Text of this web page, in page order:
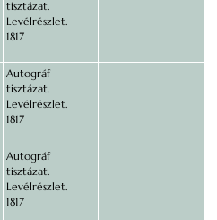
tisztázat.
Levélrészlet.
1817
Autográf
tisztázat.
Levélrészlet.
1817
Autográf
tisztázat.
Levélrészlet.
1817